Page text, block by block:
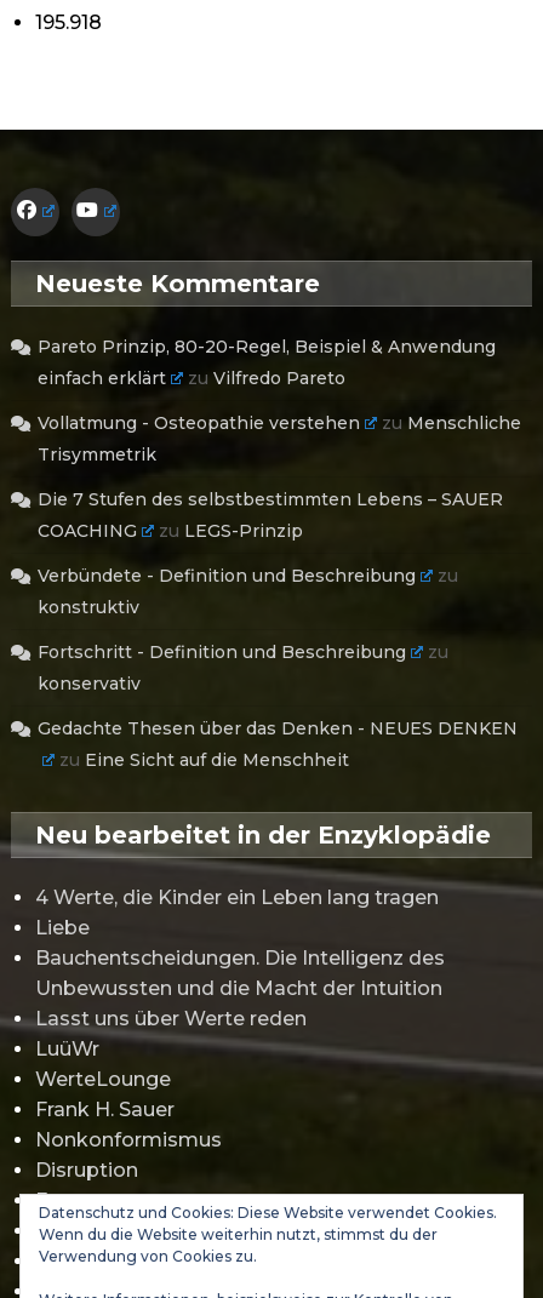
195.918
Neueste Kommentare
Pareto Prinzip, 80-20-Regel, Beispiel & Anwendung
einfach erklärt
zuVilfredo Pareto
Vollatmung - Osteopathie verstehen zu Menschliche
Trisymmetrik
Die 7 Stufen des selbstbestimmten Lebens – SAUER
COACHING
zu LEGS-Prinzip
Verbündete - Definition und Beschreibung
zu
konstruktiv
Fortschritt - Definition und Beschreibung
zu
konservativ
Gedachte Thesen über das Denken - NEUES DENKEN
zu Eine Sicht auf die Menschheit
Neu bearbeitet in der Enzyklopädie
4 Werte, die Kinder ein Leben lang tragen
Liebe
Bauchentscheidungen. Die Intelligenz des
Unbewussten und die Macht der Intuition
Lasst uns über Werte reden
LuüWr
WerteLounge
Frank H. Sauer
Nonkonformismus
Disruption
Erwartungsmanagement
Gamification
Jürgen Klopp
Abraham Maslow
Datenschutz und Cookies: Diese Website verwendet Cookies.
Wenn du die Website weiterhin nutzt, stimmst du der
Verwendung von Cookies zu.